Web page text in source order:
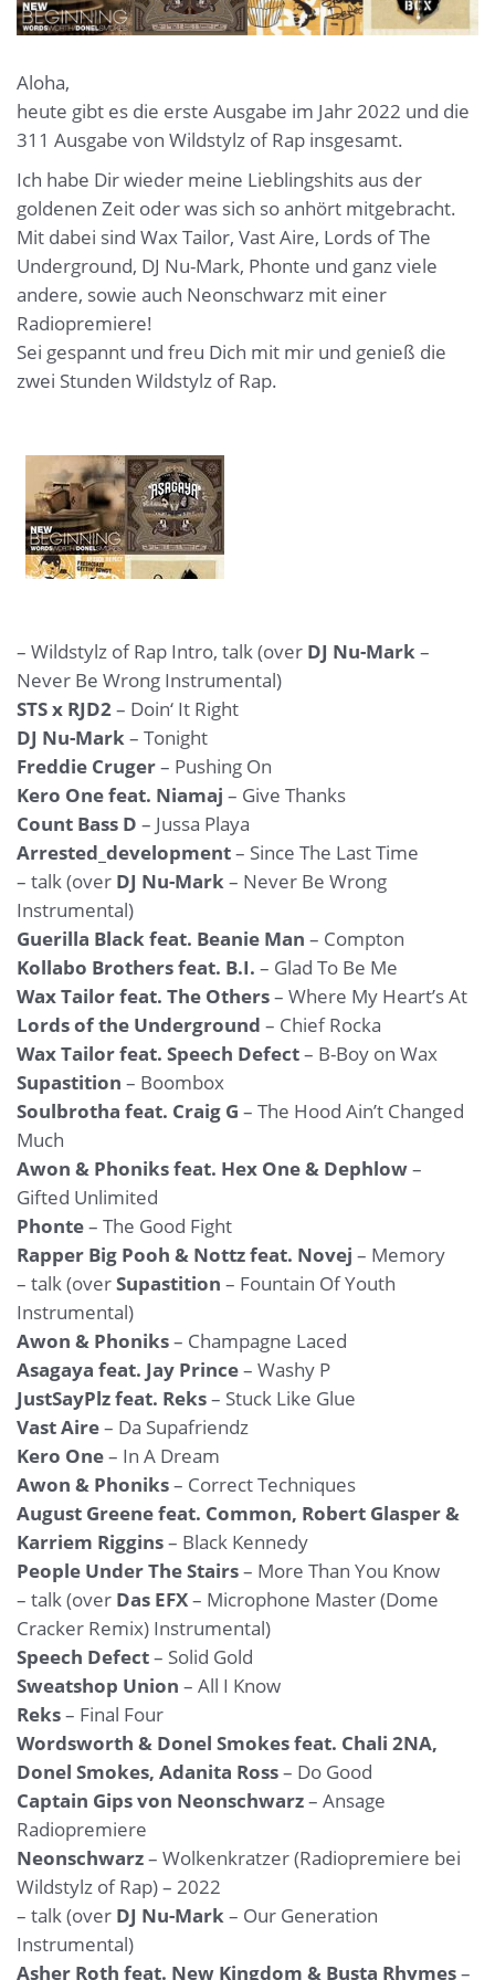
Aloha,
heute gibt es die erste Ausgabe im Jahr 2022 und die
311 Ausgabe von Wildstylz of Rap insgesamt.
Ich habe Dir wieder meine Lieblingshits aus der
goldenen Zeit oder was sich so anhört mitgebracht.
Mit dabei sind Wax Tailor, Vast Aire, Lords of The
Underground, DJ Nu-Mark, Phonte und ganz viele
andere, sowie auch Neonschwarz mit einer
Radiopremiere!
Sei gespannt und freu Dich mit mir und genieß die
zwei Stunden Wildstylz of Rap.
– Wildstylz of Rap Intro, talk (over DJ Nu-Mark–
Never Be Wrong Instrumental)
STS x RJD2– Doin‘ It Right
DJ Nu-Mark– Tonight
Freddie Cruger– Pushing On
Kero One feat. Niamaj – Give Thanks
Count Bass D – Jussa Playa
Arrested_development– Since The Last Time
– talk (over DJ Nu-Mark– Never Be Wrong
Instrumental)
Guerilla Black feat. Beanie Man – Compton
Kollabo Brothers feat. B.I. – Glad To Be Me
Wax Tailor feat. The Others– Where My Heart’s At
Lords of the Underground – Chief Rocka
Wax Tailor feat. Speech Defect– B-Boy on Wax
Supastition – Boombox
Soulbrotha feat. Craig G – The Hood Ain’t Changed
Much
Awon & Phoniks feat. Hex One & Dephlow–
Gifted Unlimited
Phonte– The Good Fight
Rapper Big Pooh & Nottz feat. Novej – Memory
– talk (overSupastition – Fountain Of Youth
Instrumental)
Awon & Phoniks– Champagne Laced
Asagaya feat. Jay Prince– Washy P
JustSayPlz feat. Reks– Stuck Like Glue
Vast Aire– Da Supafriendz
Kero One– In A Dream
Awon & Phoniks– Correct Techniques
August Greene feat. Common, Robert Glasper &
Karriem Riggins– Black Kennedy
People Under The Stairs– More Than You Know
– talk (over Das EFX– Microphone Master (Dome
Cracker Remix) Instrumental)
Speech Defect– Solid Gold
Sweatshop Union – All I Know
Reks– Final Four
Wordsworth & Donel Smokes feat. Chali 2NA,
Donel Smokes, Adanita Ross– Do Good
Captain Gips von Neonschwarz– Ansage
Radiopremiere
Neonschwarz– Wolkenkratzer (Radiopremiere bei
Wildstylz of Rap) – 2022
– talk (over DJ Nu-Mark– Our Generation
Instrumental)
Asher Roth feat. New Kingdom & Busta Rhymes–